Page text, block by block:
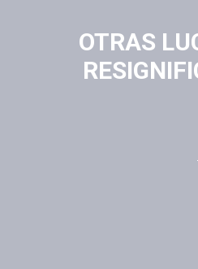
OTRAS